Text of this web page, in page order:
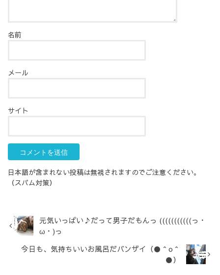
名前
メール
サイト
日本語が含まれない投稿は無視されますのでご注意ください。
（スパム対策）
元気いっぱい♪だって男子だもんっ (((((((((((っ・
ω・)っ
今日も、気持ちいいお風呂だバンザイ（●＾o＾
●）